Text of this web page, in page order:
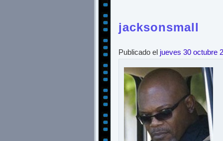
jacksonsmall
Publicado el jueves 30 octubre